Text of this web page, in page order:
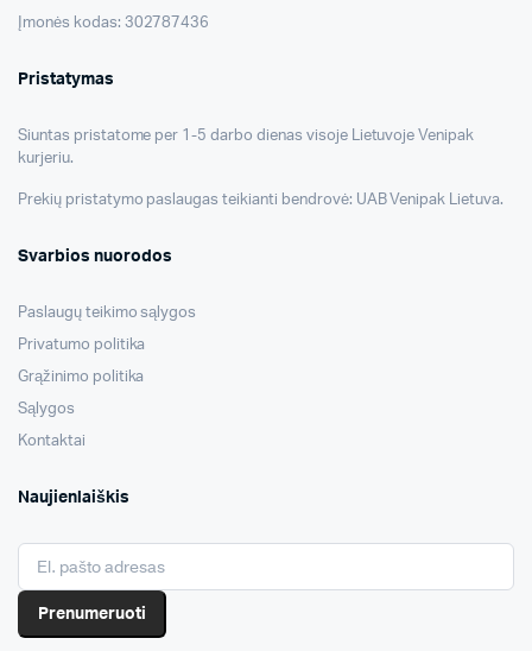
Įmonės kodas: 302787436
Pristatymas
Siuntas pristatome per 1-5 darbo dienas visoje Lietuvoje Venipak
kurjeriu.
Prekių pristatymo paslaugas teikianti bendrovė: UAB Venipak Lietuva.
Svarbios nuorodos
Paslaugų teikimo sąlygos
Privatumo politika
Grąžinimo politika
Sąlygos
Kontaktai
Naujienlaiškis
Prenumeruoti